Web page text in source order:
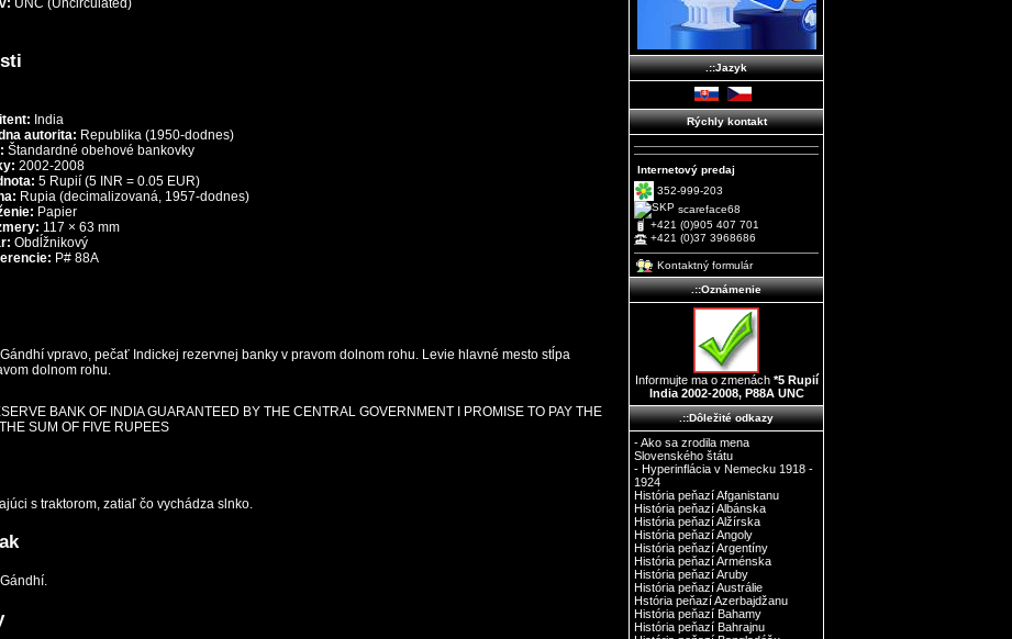
India
autorita: Republika (1950-dodnes)
Štandardné obehové bankovky
2002-2008
5 Rupií (5 INR = 0.05 EUR)
Rupia (decimalizovaná, 1957-dodnes)
Papier
117 × 63 mm
Obdĺžnikový
P# 88A
vpravo, pečať Indickej rezervnej banky v pravom dolnom rohu. Levie hlavné mesto stĺpa
dolnom rohu.
BANK OF INDIA GUARANTEED BY THE CENTRAL GOVERNMENT I PROMISE TO PAY THE
SUM OF FIVE RUPEES
s traktorom, zatiaľ čo vychádza slnko.
.::Jazyk
Rýchly kontakt
Internetový predaj
352-999-203
scareface68
+421 (0)905 407 701
+421 (0)37 3968686
Kontaktný formulár
.::Oznámenie
Informujte ma o zmenách *5 Rupií
India 2002-2008, P88A UNC
.::Dôležité odkazy
- Ako sa zrodila mena
Slovenského štátu
- Hyperinflácia v Nemecku 1918 -
1924
História peňazí Afganistanu
História peňazí Albánska
História peňazí Alžírska
História peňazí Angoly
História peňazí Argentíny
História peňazí Arménska
História peňazí Aruby
História peňazí Austrálie
Hstória peňazí Azerbajdžanu
História peňazí Bahamy
História peňazí Bahrajnu